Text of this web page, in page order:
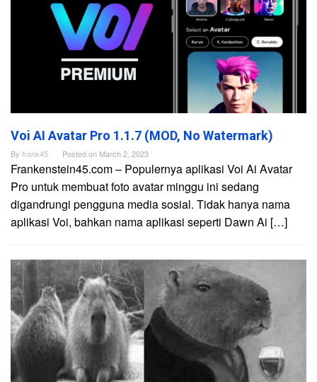
Voi AI Avatar Pro 1.1.7 (MOD, No Watermark)
By frank45 Posted on March 2, 2023
Frankenstein45.com – Populernya aplikasi Voi Ai Avatar
Pro untuk membuat foto avatar minggu ini sedang
digandrungi pengguna media sosial. Tidak hanya nama
aplikasi Voi, bahkan nama aplikasi seperti Dawn Ai […]